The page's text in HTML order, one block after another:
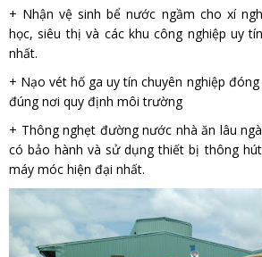
+ Nhận vệ sinh bể nước ngầm cho xí
học, siêu thị và các khu công nghiệp uy
nhất.
+ Nạo vét hố ga uy tín chuyên nghiệp
đúng nơi quy định môi trường
+ Thông nghẹt đường nước nhà ăn lâu
có bảo hành và sử dụng thiết bị thông
máy móc hiện đại nhất.